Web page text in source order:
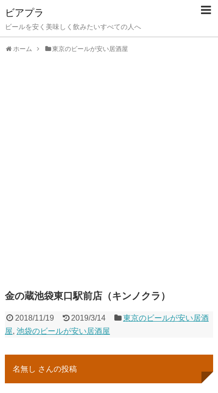
ビアプラ
ビールを安く美味しく飲みたいすべての人へ
ホーム 東京のビールが安い居酒屋
金の蔵池袋東口駅前店（キンノクラ）
2018/11/19 2019/3/14
東京のビールが安い居酒
屋, 池袋のビールが安い居酒屋
名無し さんの投稿